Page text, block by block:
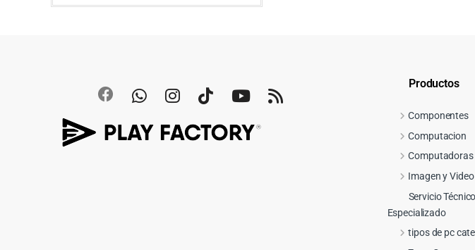
Productos
Componentes
Computacion
Computadoras
Imagen y Video
Servicio Técnico
Especializado
tipos de pc